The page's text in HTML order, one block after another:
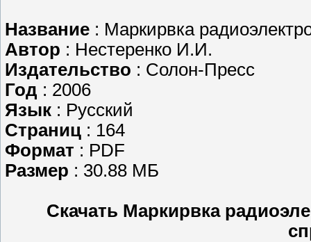
Название : Маркирвка
Автор : Нестеренко И.И.
Издательство : Солон-Пресс
Год : 2006
Язык : Русский
Страниц : 164
Формат : PDF
Размер : 30.88 МБ
Скачать Маркирвка